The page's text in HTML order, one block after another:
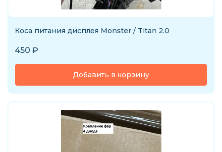
Коса питания дисплея Monster / Titan 2.0
450 ₽
Добавить в корзину